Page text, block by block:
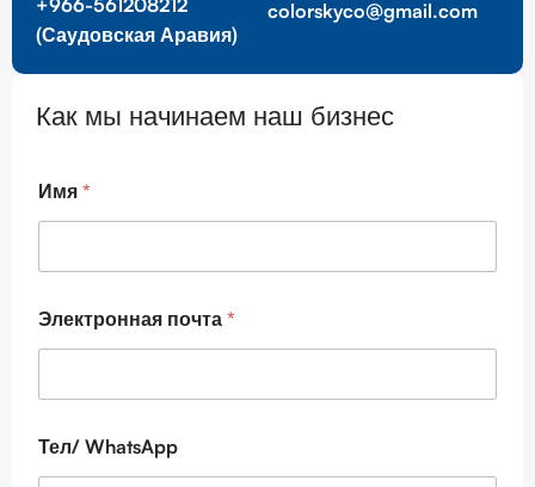
(Саудовская Аравия)
colorskyco@gmail.com
Как мы начинаем наш бизнес
*
Э
т
р
о
н
я
Имя *
Электронная почта *
Тел/ WhatsApp